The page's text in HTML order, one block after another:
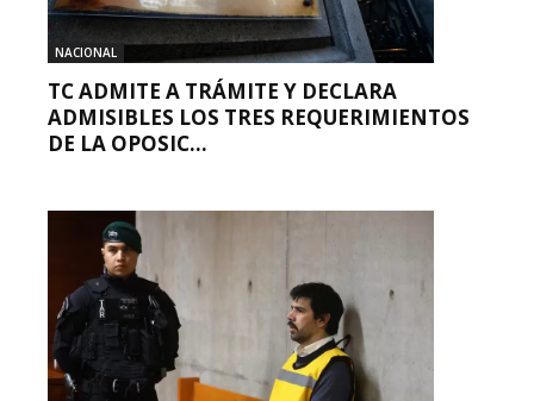
NACIONAL
TC ADMITE A TRÁMITE Y DECLARA
ADMISIBLES LOS TRES REQUERIMIENTOS
DE LA OPOSIC...